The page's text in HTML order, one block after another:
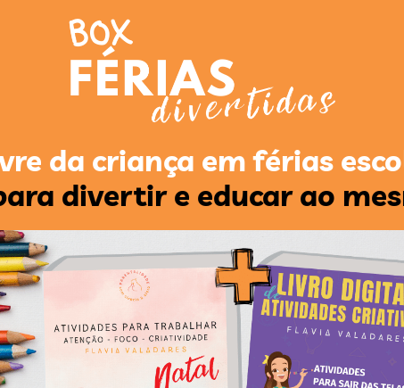
da criança em férias
divertir e educar ao